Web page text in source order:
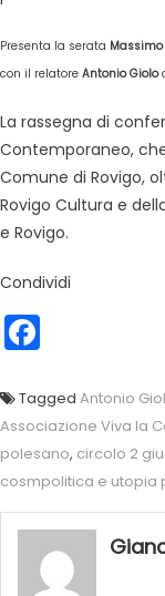
Presenta la serata
con il relatore Antonio Giolo
La rassegna di
Contemporaneo,
Comune di Rovigo,
Rovigo Cultura e
e Rovigo.
Condividi
Tagged Antonio
Associazione Viva la
polesano, circolo 2
cosmpolitica e utopia